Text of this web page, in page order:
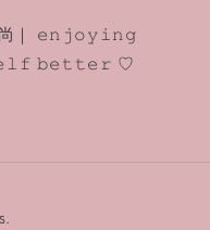
尚｜ 𝚎𝚗𝚓𝚘𝚢𝚒𝚗𝚐
𝚋𝚎𝚝𝚝𝚎𝚛 ♡